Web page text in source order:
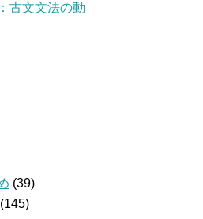
古文文法の動
(39)
(145)